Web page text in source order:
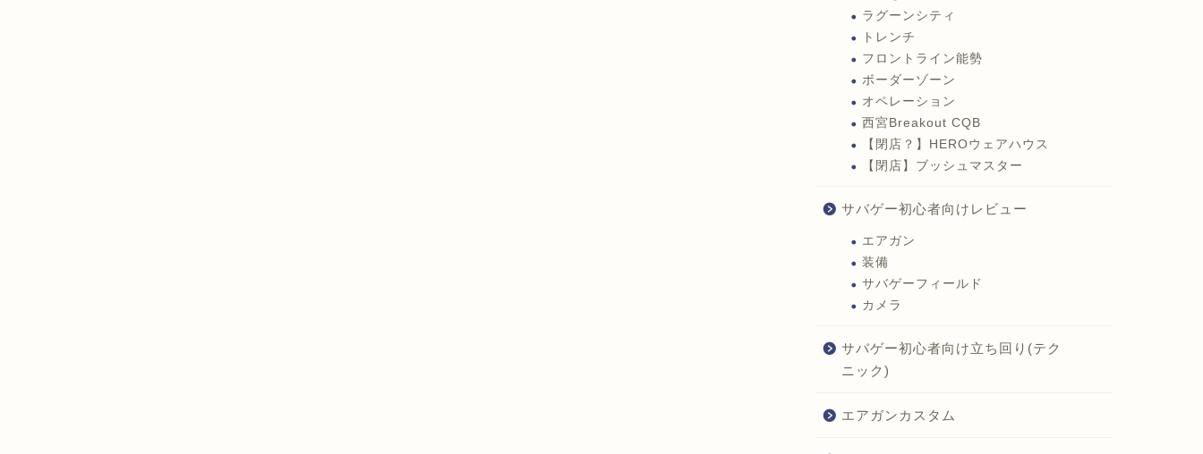
ラグーンシティ
トレンチ
フロントライン能勢
ボーダーゾーン
オペレーション
西宮Breakout CQB
【閉店？】HEROウェアハウス
【閉店】ブッシュマスター
サバゲー初心者向けレビュー
エアガン
装備
サバゲーフィールド
カメラ
サバゲー初心者向け立ち回り(テク
ニック)
エアガンカスタム